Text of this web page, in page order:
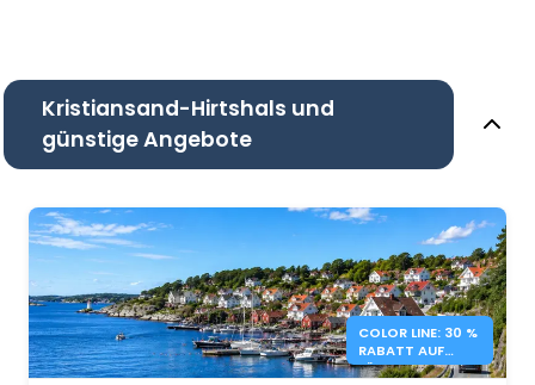
Kristiansand-Hirtshals und
günstige Angebote
COLOR LINE: 30 %
RABATT AUF
FÄHREN